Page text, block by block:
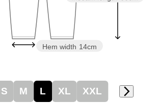
Hem width 14cm
S M L XL XXL